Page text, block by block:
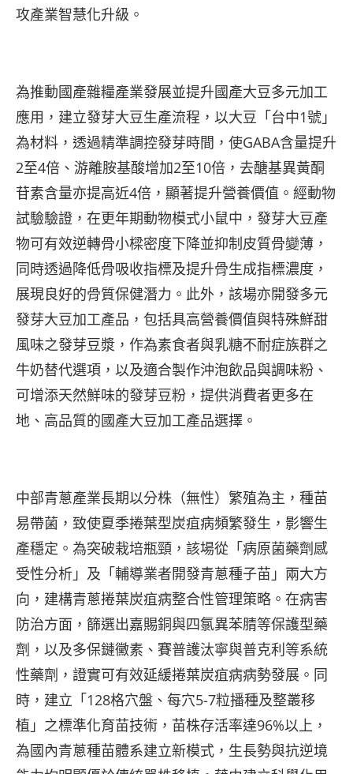
攻產業智慧化升級。
為推動國產雜糧產業發展並提升國產大豆多元加工
應用，建立發芽大豆生產流程，以大豆「台中1號」
為材料，透過精準調控發芽時間，使GABA含量提升
2至4倍、游離胺基酸增加2至10倍，去醣基異黃酮
苷素含量亦提高近4倍，顯著提升營養價值。經動物
試驗驗證，在更年期動物模式小鼠中，發芽大豆產
物可有效逆轉骨小樑密度下降並抑制皮質骨變薄，
同時透過降低骨吸收指標及提升骨生成指標濃度，
展現良好的骨質保健潛力。此外，該場亦開發多元
發芽大豆加工產品，包括具高營養價值與特殊鮮甜
風味之發芽豆漿，作為素食者與乳糖不耐症族群之
牛奶替代選項，以及適合製作沖泡飲品與調味粉、
可增添天然鮮味的發芽豆粉，提供消費者更多在
地、高品質的國產大豆加工產品選擇。
中部青蔥產業長期以分株（無性）繁殖為主，種苗
易帶菌，致使夏季捲葉型炭疽病頻繁發生，影響生
產穩定。為突破栽培瓶頸，該場從「病原菌藥劑感
受性分析」及「輔導業者開發青蔥種子苗」兩大方
向，建構青蔥捲葉炭疽病整合性管理策略。在病害
防治方面，篩選出嘉賜銅與四氯異苯腈等保護型藥
劑，以及多保鏈黴素、賽普護汰寧與普克利等系統
性藥劑，證實可有效延緩捲葉炭疽病病勢發展。同
時，建立「128格穴盤、每穴5-7粒播種及整叢移
植」之標準化育苗技術，苗株存活率達96%以上，
為國內青蔥種苗體系建立新模式，生長勢與抗逆境